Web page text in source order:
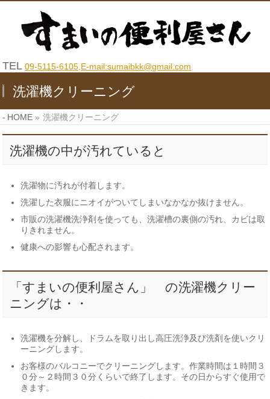
TEL09-5115-6105,E-mail:sumaibkk@gmail.com
洗濯機クリーニング
HOME » 洗濯機クリーニング
洗濯機の中が汚れていると
洗濯物に汚れが付着します。
洗濯した衣服にニオイがついてしまいなかなか抜けません。
市販の洗濯機洗浄剤を使っても、洗濯槽の裏側の汚れ、カビは取
りきれません。
健康への影響も心配されます。
「すまいの便利屋さん」 の洗濯機クリー
ニングは・・
洗濯機を分解し、ドラムを取り出し高圧洗浄及び洗剤を使いクリ
ーニングします。
お客様のバルコニーでクリーニングします。作業時間は１時間３
０分～２時間３０分くらいで終了します。その日からすぐ使用で
きます。